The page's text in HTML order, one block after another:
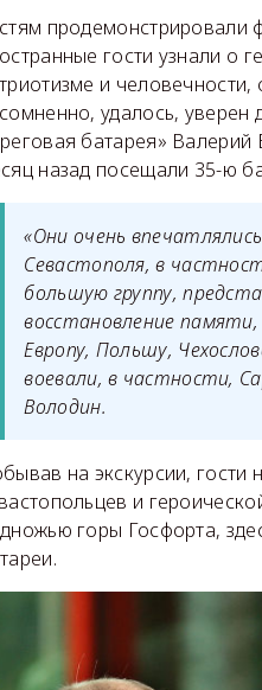
продемонстрировали
гости узнали о
и
удалось,
батарея»
назад посещали 35-ю
«Они очень
Севастополя, в
большую группу,
восстановление
Европу, Польшу,
воевали, в частности,
Володин.
на экскурсии,
и
горы Госфорта,